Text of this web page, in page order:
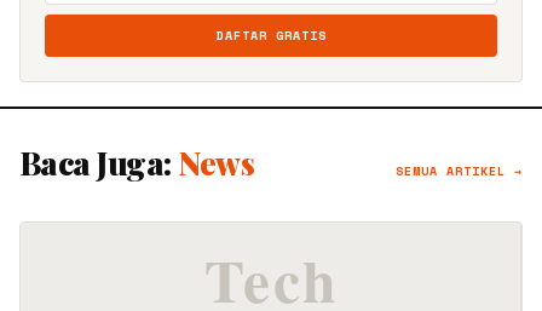
DAFTAR GRATIS
Baca Juga: News SEMUA ARTIKEL →